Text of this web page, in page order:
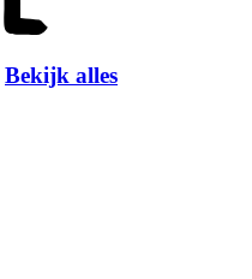
Bekijk alles